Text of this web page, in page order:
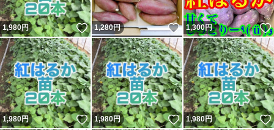
1,980円 いいね！
1,280円 いいね！
1,300円
1,980円 いいね！
1,980円 いいね！
1,980円